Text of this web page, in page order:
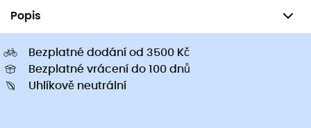
Popis
Bezplatné dodání od 3500 Kč
Bezplatné vrácení do 100 dnů
Uhlíkově neutrální